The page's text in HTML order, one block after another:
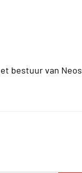
bestuur van Neos